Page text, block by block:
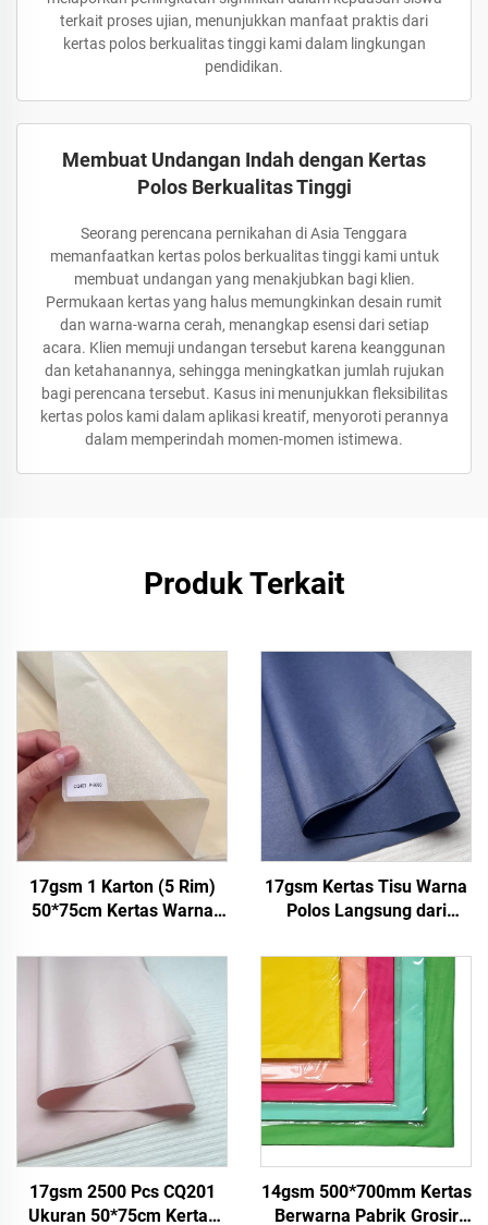
terkait proses ujian, menunjukkan manfaat praktis dari
kertas polos berkualitas tinggi kami dalam lingkungan
pendidikan.
Membuat Undangan Indah dengan Kertas
Polos Berkualitas Tinggi
Seorang perencana pernikahan di Asia Tenggara
memanfaatkan kertas polos berkualitas tinggi kami untuk
membuat undangan yang menakjubkan bagi klien.
Permukaan kertas yang halus memungkinkan desain rumit
dan warna-warna cerah, menangkap esensi dari setiap
acara. Klien memuji undangan tersebut karena keanggunan
dan ketahanannya, sehingga meningkatkan jumlah rujukan
bagi perencana tersebut. Kasus ini menunjukkan fleksibilitas
kertas polos kami dalam aplikasi kreatif, menyoroti perannya
dalam memperindah momen-momen istimewa.
Produk Terkait
17gsm 1 Karton (5 Rim)
50*75cm Kertas Warna
Bunga Floral Wrapping
17gsm Kertas Tisu Warna
Polos Langsung dari
Indah Makanan Buah Apel
Tomat Anggur Kertas Tisu
Pembungkus
17gsm 2500 Pcs CQ201
Ukuran 50*75cm Kertas
14gsm 500*700mm Kertas
Berwarna Pabrik Grosir